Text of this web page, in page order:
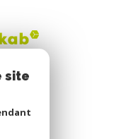
site